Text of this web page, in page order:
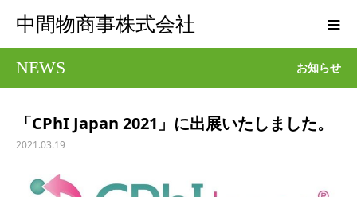
中間物商事株式会社
NEWS お知らせ
「CPhI Japan 2021」に出展いたしました。
2021.03.19